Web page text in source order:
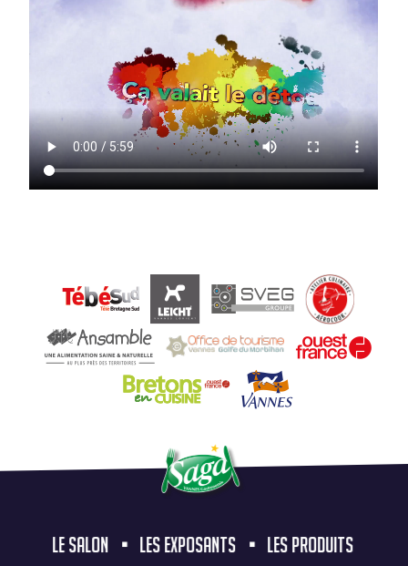
LE SALON LES EXPOSANTS LES PRODUITS